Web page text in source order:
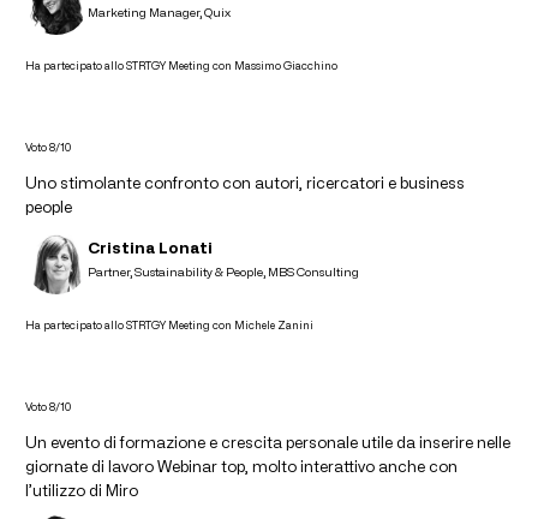
Marketing Manager, Quix
Ha partecipato allo STRTGY Meeting con Massimo Giacchino
Voto 8/10
Uno stimolante confronto con autori, ricercatori e business
people
Cristina Lonati
Partner, Sustainability & People, MBS Consulting
Ha partecipato allo STRTGY Meeting con Michele Zanini
Voto 8/10
Un evento di formazione e crescita personale utile da inserire nelle
giornate di lavoro Webinar top, molto interattivo anche con
l’utilizzo di Miro